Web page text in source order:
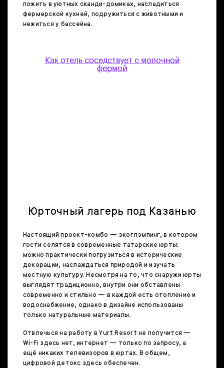
пожить в уютных сканди-домиках, насладиться
фермерской кухней, подружиться с животными и
нежиться у бассейна.
Как отель соседствует с молочной
фермой
Юрточный лагерь под Казанью
Настоящий проект-комбо — экоглэмпинг, в котором
гости селятся в современные татарские юрты:
можно практически погрузиться в исторические
декорации, наслаждаться природой и изучать
местную культуру. Несмотря на то, что снаружи юрты
выглядят традиционно, внутри они обставлены
современно и стильно — в каждой есть отопление и
водоснабжение, однако в дизайне использованы
только натуральные материалы.
Отвлечься на работу в Yurt Resort не получится —
Wi-Fi здесь нет, интернет — только по запросу, а
ещё никаких телевизоров в юртах. В общем,
цифровой детокс здесь обеспечен.